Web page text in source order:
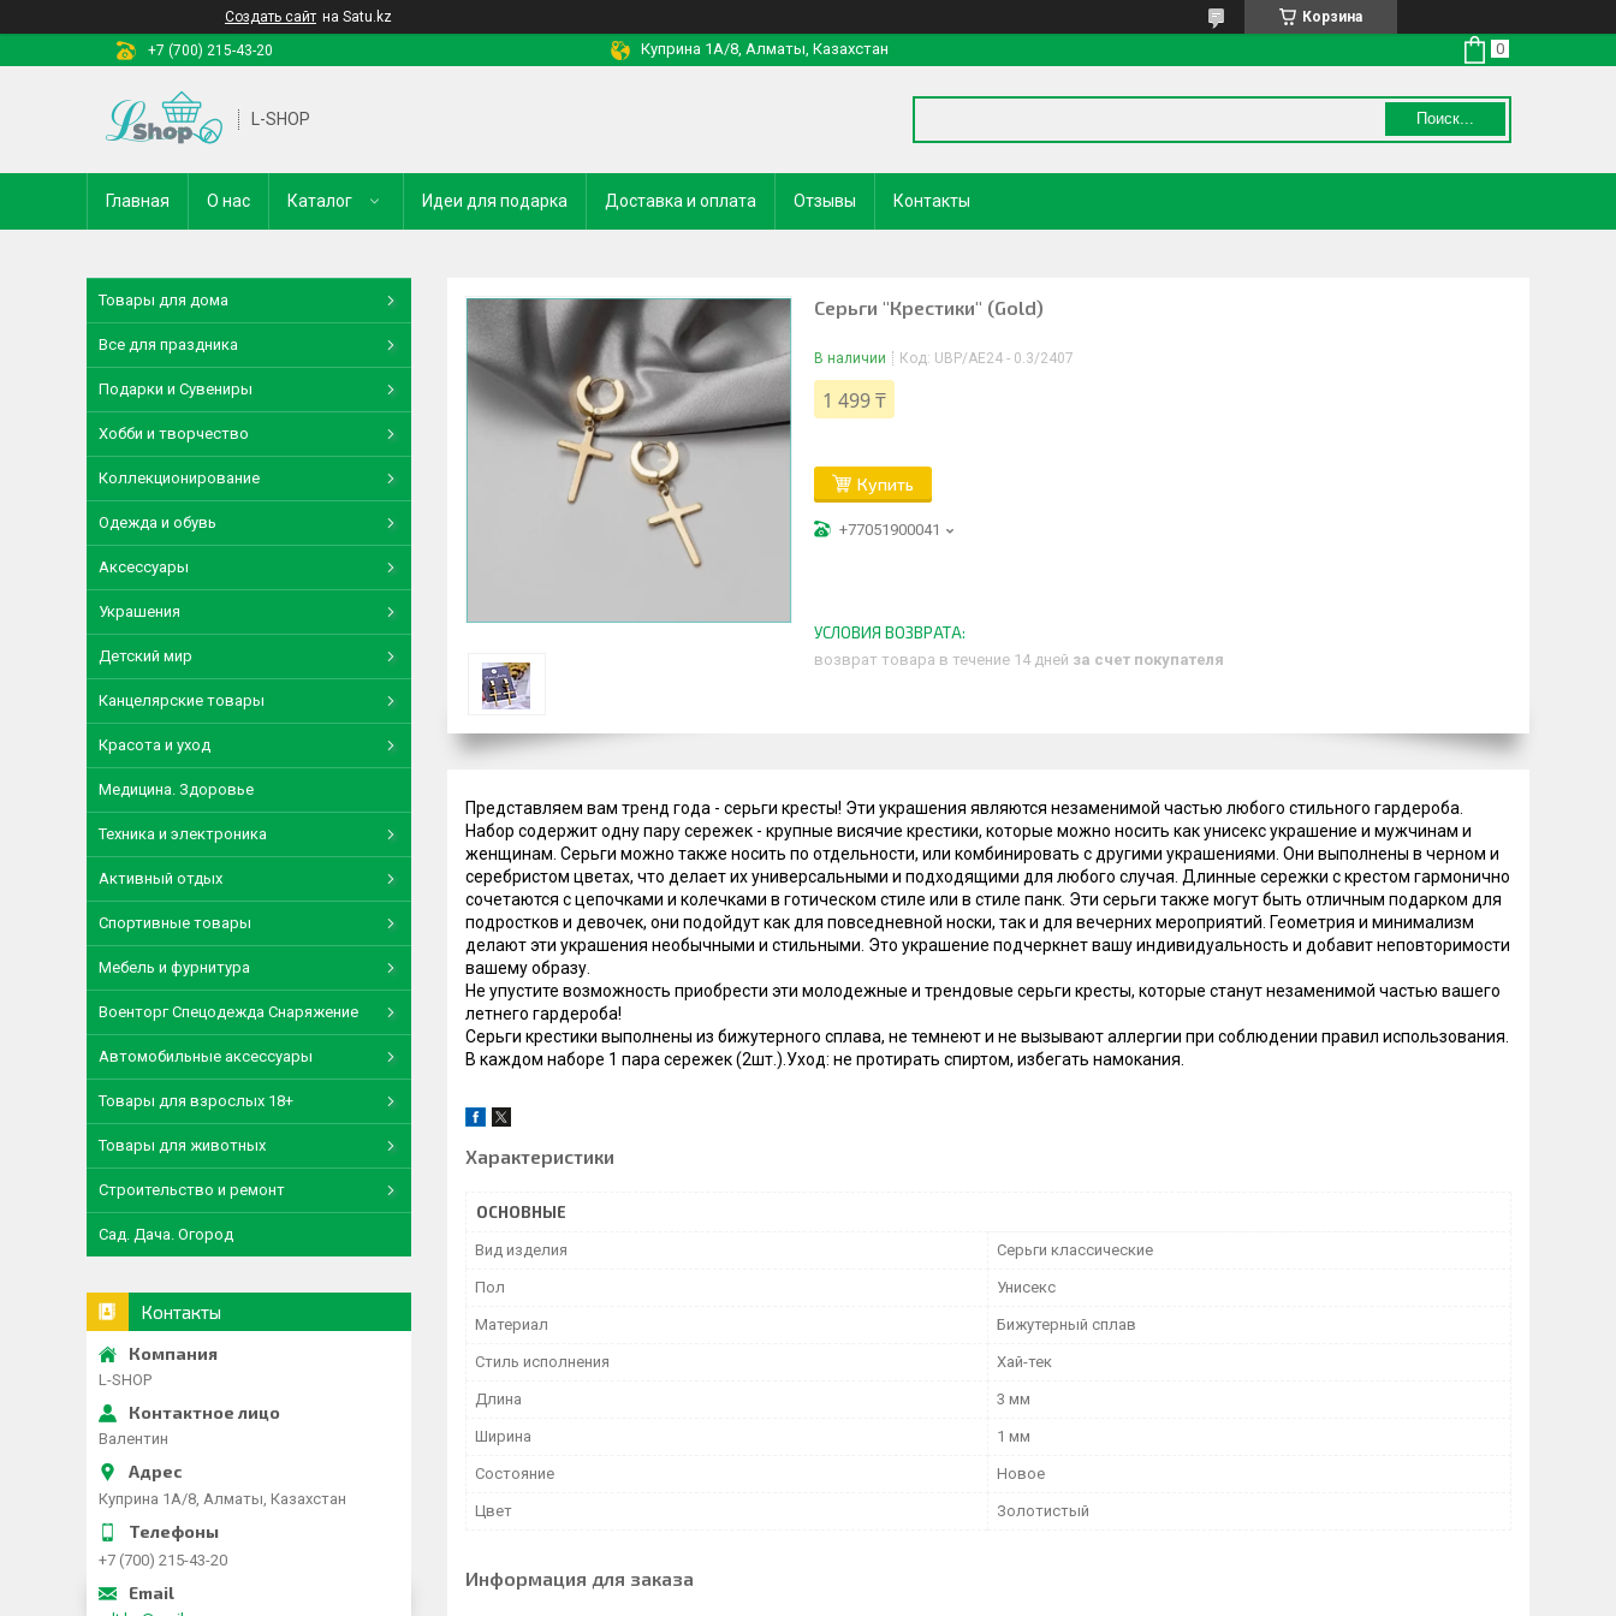
Создать сайт на Satu.kz
Корзина
+7 (700) 215-43-20
Куприна 1A/8, Алматы, Казахстан
L-SHOP Поиск...
Главная О нас Каталог Идеи для подарка Доставка и оплата Отзывы Контакты
Серьги "Крестики" (Gold)
В наличии Код: UBP/AE24 - 0.3/2407
1 499 ₸
Купить
+77051900041
возврат товара в течение 14 дней за счет покупателя
Представляем вам тренд года - серьги кресты! Эти украшения являются незаменимой частью любого стильного гардероба.
Набор содержит одну пару сережек - крупные висячие крестики, которые можно носить как унисекс украшение и мужчинам и
женщинам. Серьги можно также носить по отдельности, или комбинировать с другими украшениями. Они выполнены в черном и
серебристом цветах, что делает их универсальными и подходящими для любого случая. Длинные сережки с крестом гармонично
сочетаются с цепочками и колечками в готическом стиле или в стиле панк. Эти серьги также могут быть отличным подарком для
подростков и девочек, они подойдут как для повседневной носки, так и для вечерних мероприятий. Геометрия и минимализм
делают эти украшения необычными и стильными. Это украшение подчеркнет вашу индивидуальность и добавит неповторимости
вашему образу.
Не упустите возможность приобрести эти молодежные и трендовые серьги кресты, которые станут незаменимой частью вашего
летнего гардероба!
Серьги крестики выполнены из бижутерного сплава, не темнеют и не вызывают аллергии при соблюдении правил использования.
В каждом наборе 1 пара сережек (2шт.).Уход: не протирать спиртом, избегать намокания.
Характеристики
ОСНОВНЫЕ
Вид изделия Серьги классические
Пол Унисекс
Материал Бижутерный сплав
Стиль исполнения Хай-тек
Длина 3 мм
Ширина 1 мм
Состояние Новое
Цвет Золотистый
Информация для заказа
Товары для дома
Все для праздника
Подарки и Сувениры
Хобби и творчество
Коллекционирование
Одежда и обувь
Аксессуары
Украшения
Детский мир
Канцелярские товары
Красота и уход
Медицина. Здоровье
Техника и электроника
Активный отдых
Спортивные товары
Мебель и фурнитура
Военторг Спецодежда Снаряжение
Автомобильные аксессуары
Товары для взрослых 18+
Товары для животных
Строительство и ремонт
Сад. Дача. Огород
Контакты
L-SHOP
Валентин
Куприна 1A/8, Алматы, Казахстан
+7 (700) 215-43-20